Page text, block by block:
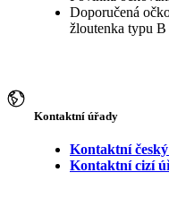
Doporučená
žloutenka typu B
Kontaktní úřady
Kontaktní
Kontaktní cizí